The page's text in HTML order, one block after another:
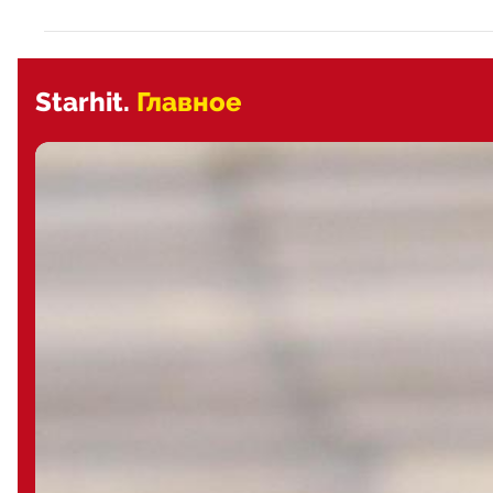
Starhit. Главное